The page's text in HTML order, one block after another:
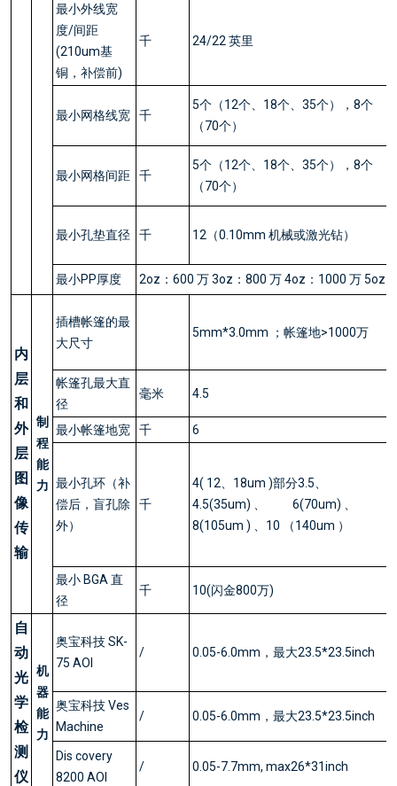
最小外线宽
度/间距
(210um基
铜，补偿前)
千 24/22 英里
最小网格线宽 千
5个（12个、18个、35个），8个
（70个）
最小网格间距 千
5个（12个、18个、35个），8个
（70个）
最小孔垫直径 千 12（0.10mm 机械或激光钻）
最小PP厚度 2oz：600 万 3oz：800 万 4oz：1000 万 5oz
内
层
和
外
层
图
像
传
输
制
程
能
力
插槽帐篷的最
大尺寸
5mm*3.0mm ；帐篷地>1000万
帐篷孔最大直
径
毫米 4.5
最小帐篷地宽 千 6
最小孔环（补
偿后，盲孔除
外）
千
4( 12、18um )部分3.5、
4.5(35um) 、 6(70um) 、
8(105um ) 、10 （140um ）
最小 BGA 直
径
千 10(闪金800万)
自
动
光
学
检
测
仪
机
器
能
力
奥宝科技 SK-
75 AOI
/ 0.05-6.0mm，最大23.5*23.5inch
奥宝科技 Ves
Machine
/ 0.05-6.0mm，最大23.5*23.5inch
Dis covery
8200 AOI
/ 0.05-7.7mm, max26*31inch